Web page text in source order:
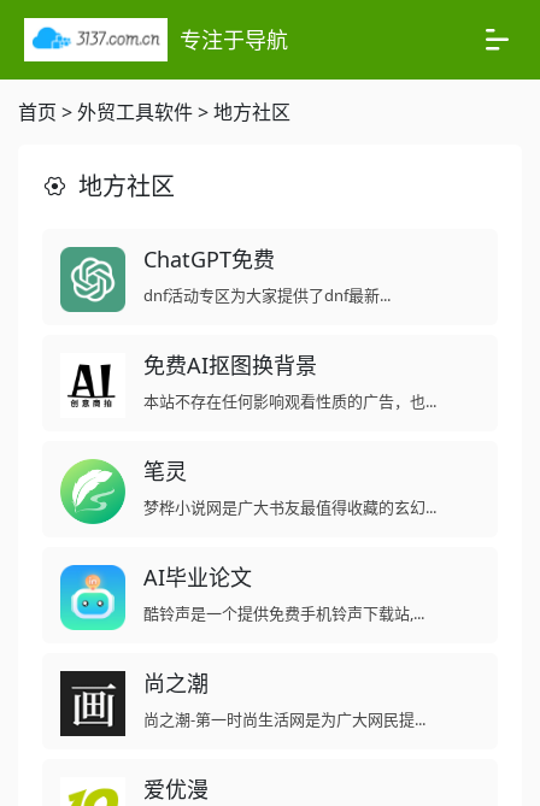
专注于导航
首页 >外贸工具软件>地方社区
地方社区
ChatGPT免费
dnf活动专区为大家提供了dnf最新...
免费AI抠图换背景
本站不存在任何影响观看性质的广告，也...
笔灵
梦桦小说网是广大书友最值得收藏的玄幻...
AI毕业论文
酷铃声是一个提供免费手机铃声下载站,...
尚之潮
尚之潮-第一时尚生活网是为广大网民提...
爱优漫